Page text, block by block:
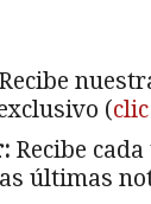
Recibe
(
Recibe
últimas